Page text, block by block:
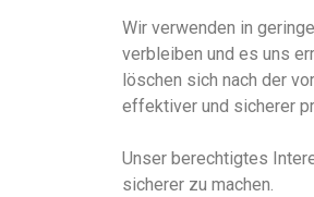
Wir verwenden in
verbleiben und es uns
löschen sich nach der
effektiver und sicherer
Unser berechtigtes
sicherer zu machen.